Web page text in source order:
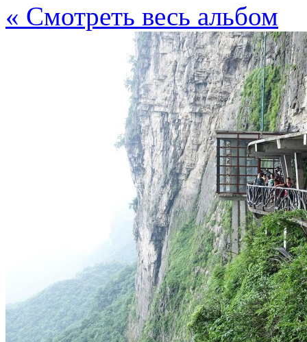
« Cмотреть весь альбом